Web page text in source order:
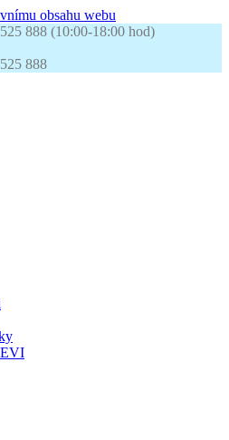
obsahu webu
888 (10:00-18:00 hod)
888
EVI